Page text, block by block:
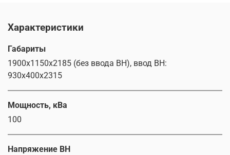
Характеристики
Габариты
1900х1150х2185 (без ввода ВН), ввод ВН:
930х400х2315
Мощность, кВа
100
Напряжение ВН